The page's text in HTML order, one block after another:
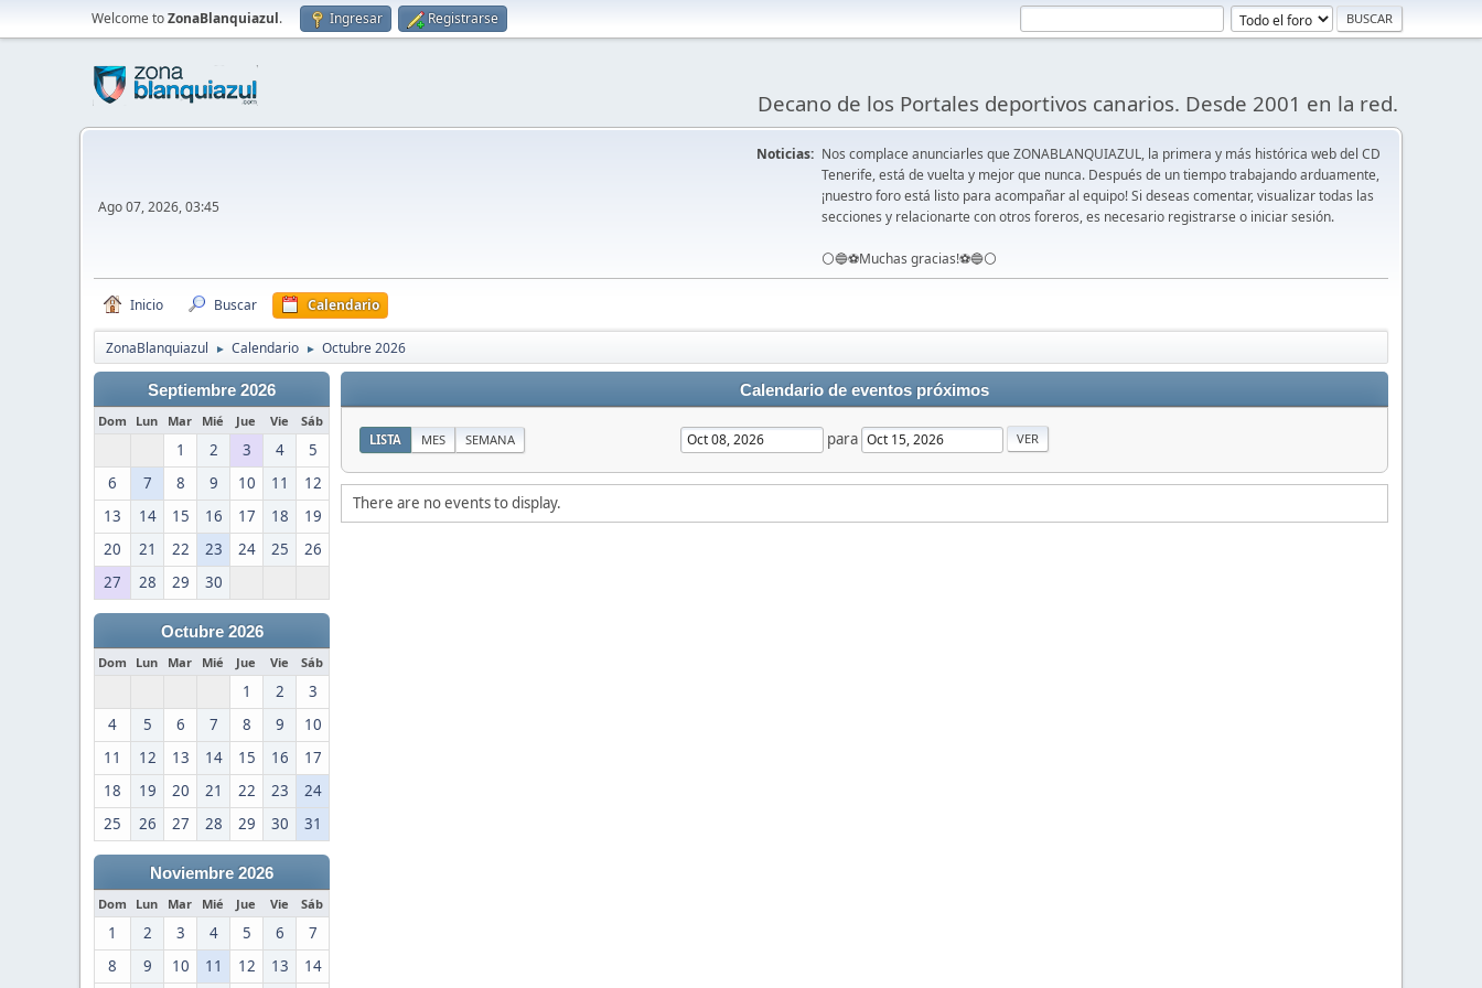
Welcome toZonaBlanquiazul. Ingresar Registrarse
Decano de los Portales deportivos canarios. Desde 2001 en la red.
Ago 07, 2026, 03:45
Noticias: Nos complace anunciarles que ZONABLANQUIAZUL, la primera y más histórica web del CD
Tenerife, está de vuelta y mejor que nunca. Después de un tiempo trabajando arduamente,
¡nuestro foro está listo para acompañar al equipo! Si deseas comentar, visualizar todas las
secciones y relacionarte con otros foreros, es necesario registrarse o iniciar sesión.
⚪️🔵⚽️Muchas gracias!⚽️🔵⚪️
Inicio Buscar Calendario
ZonaBlanquiazul ► Calendario ► Octubre 2026
Septiembre 2026
Dom Lun Mar Mié Jue Vie Sáb
1 2 3 4
5
6
7 8 9 10 11
12
13
14 15 16 17 18
19
20
21 22 23 24 25
26
27
28 29 30
Octubre 2026
Dom Lun Mar Mié Jue Vie Sáb
1 2
3
4
5 6 7 8 9
10
11
12 13 14 15 16
17
18
19 20 21 22 23
24
25
26 27 28 29 30 31
Noviembre 2026
Dom Lun Mar Mié Jue Vie Sáb
1 2 3 4 5 6
7
8
9 10 11 12 13 14
Calendario de eventos próximos
LISTA MES SEMANA para
There are no events to display.